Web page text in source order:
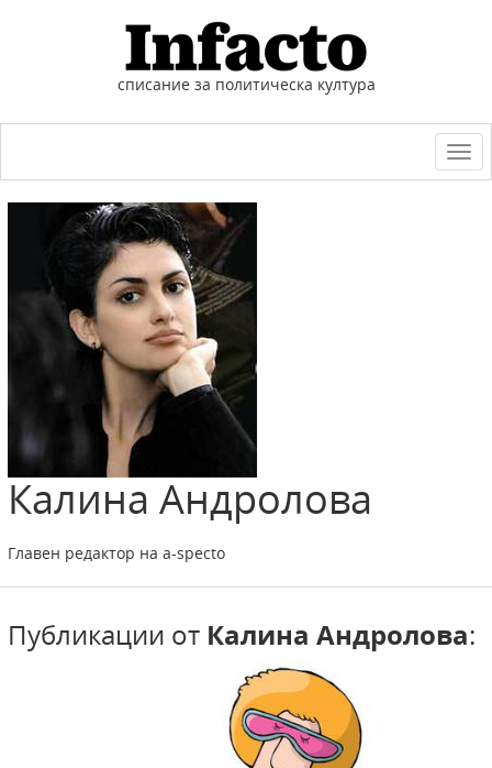
списание за политическа култура
Калина Андролова
Главен редактор на a-specto
Публикации от Калина Андролова: